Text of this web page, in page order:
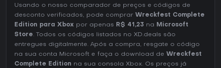
Usando o nosso comparador de preços e códigos de
desconto verificados, pode comprar Wreckfest Complete
Edition para Xbox por apenas R$ 41,23 na
Microsoft
Store. Todos os códigos listados no XD.deals são
entregues digitalmente. Após a compra, resgate o código
na sua conta Microsoft e faça o download de Wreckfest
Complete Edition na sua consola Xbox. Os preços já